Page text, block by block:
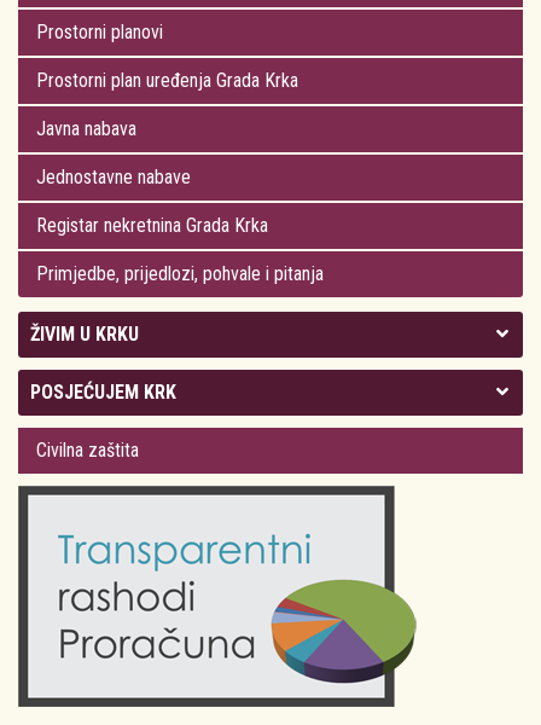
Prostorni planovi
Prostorni plan uređenja Grada Krka
Javna nabava
Jednostavne nabave
Registar nekretnina Grada Krka
Primjedbe, prijedlozi, pohvale i pitanja
ŽIVIM U KRKU
Kolegij gradonačelnika
Gradsko vijeće
Odluke Grada Krka (Službene novine PGŽ)
Obrazovanje
POSJEĆUJEM KRK
Plan Grada Krka
Krk 360° VR panorama
Krk uživo
Fotogalerije
Kalendar događanja
Civilna zaštita